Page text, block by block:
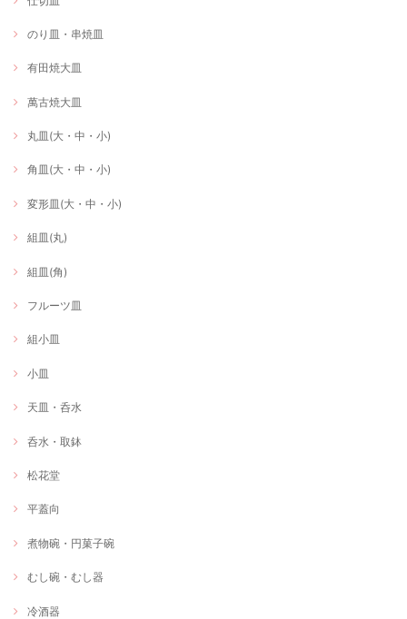
のり皿・串焼皿
有田焼大皿
萬古焼大皿
丸皿(大・中・小)
角皿(大・中・小)
変形皿(大・中・小)
組皿(丸)
組皿(角)
フルーツ皿
組小皿
小皿
天皿・呑水
呑水・取鉢
松花堂
平蓋向
煮物碗・円菓子碗
むし碗・むし器
冷酒器